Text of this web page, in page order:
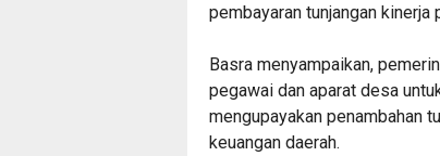
pembayaran tunjangan
Basra menyampaikan,
pegawai dan aparat desa
mengupayakan penambahan
keuangan daerah.